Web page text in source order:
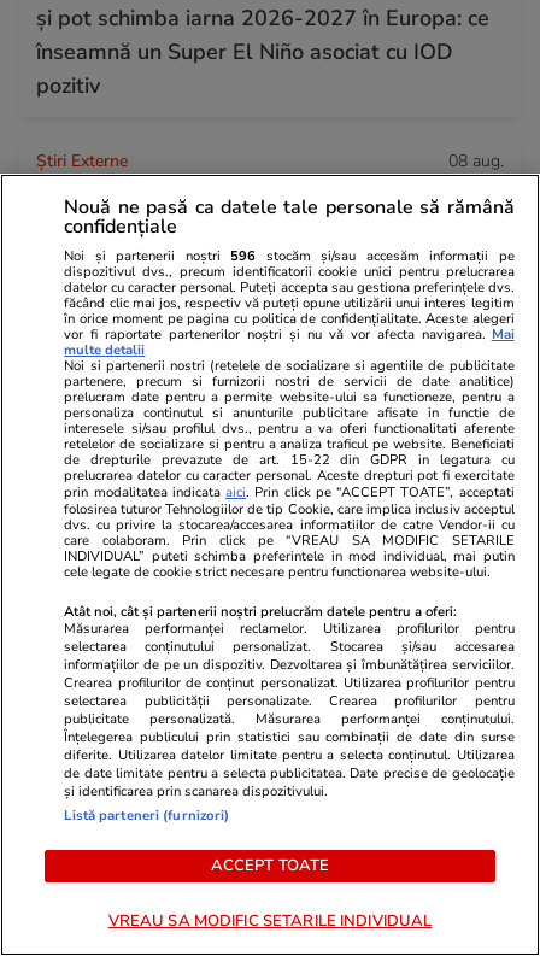
și pot schimba iarna 2026-2027 în Europa: ce
înseamnă un Super El Niño asociat cu IOD
pozitiv
Știri Externe 08 aug.
Seceta extremă din Dunăre a scos la
suprafață rămășițele a doi soldați germani și o
motocicletă militară din cel de-al Doilea
Război Mondial
Știri Externe 08 aug.
Spania i-a dat replica Giorgiei Meloni și a
început să controleze pasagerii care vin din
Italia pe aeroporturile din Barcelona și Madrid
Lifestyle
Piesa unui avion pilotat de cel mai
mare pilot de vânătoare american
din Al Doilea Război Mondial,
Apa
puțin decât
descoperit
Nouă ne pasă ca datele tale personale să rămână
confidențiale
Noi și partenerii noștri 596 stocăm și/sau accesăm informații pe
dispozitivul dvs., precum identificatorii cookie unici pentru prelucrarea
datelor cu caracter personal. Puteți accepta sau gestiona preferințele dvs.
făcând clic mai jos, respectiv vă puteți opune utilizării unui interes legitim
în orice moment pe pagina cu politica de confidențialitate. Aceste alegeri
vor fi raportate partenerilor noștri și nu vă vor afecta navigarea. Mai
multe detalii
Noi si partenerii nostri (retelele de socializare si agentiile de publicitate
partenere, precum si furnizorii nostri de servicii de date analitice)
prelucram date pentru a permite website-ului sa functioneze, pentru a
personaliza continutul si anunturile publicitare afisate in functie de
interesele si/sau profilul dvs., pentru a va oferi functionalitati aferente
retelelor de socializare si pentru a analiza traficul pe website. Beneficiati
de drepturile prevazute de art. 15-22 din GDPR in legatura cu
prelucrarea datelor cu caracter personal. Aceste drepturi pot fi exercitate
prin modalitatea indicataaici. Prin click pe “ACCEPT TOATE”, acceptati
folosirea tuturor Tehnologiilor de tip Cookie, care implica inclusiv acceptul
dvs. cu privire la stocarea/accesarea informatiilor de catre Vendor-ii cu
care colaboram. Prin click pe “VREAU SA MODIFIC SETARILE
INDIVIDUAL” puteti schimba preferintele in mod individual, mai putin
cele legate de cookie strict necesare pentru functionarea website-ului.
Atât noi, cât și partenerii noștri prelucrăm datele pentru a oferi:
Măsurarea performanței reclamelor. Utilizarea profilurilor pentru
selectarea conținutului personalizat. Stocarea și/sau accesarea
informațiilor de pe un dispozitiv. Dezvoltarea și îmbunătățirea serviciilor.
Crearea profilurilor de conținut personalizat. Utilizarea profilurilor pentru
selectarea publicității personalizate. Crearea profilurilor pentru
publicitate personalizată. Măsurarea performanței conținutului.
Înțelegerea publicului prin statistici sau combinații de date din surse
diferite. Utilizarea datelor limitate pentru a selecta conținutul. Utilizarea
de date limitate pentru a selecta publicitatea. Date precise de geolocație
și identificarea prin scanarea dispozitivului.
Listă parteneri (furnizori)
ACCEPT TOATE
VREAU SA MODIFIC SETARILE INDIVIDUAL